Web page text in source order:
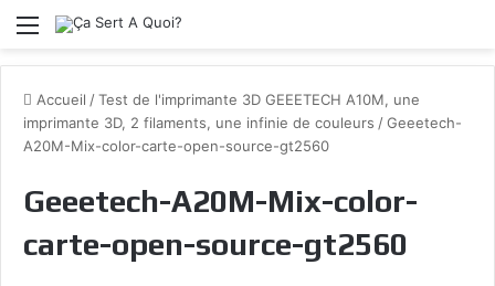
Menu
Accueil /Test de l'imprimante 3D GEEETECH A10M, une
imprimante 3D, 2 filaments, une infinie de couleurs /Geeetech-
A20M-Mix-color-carte-open-source-gt2560
Geeetech-A20M-Mix-color-
carte-open-source-gt2560